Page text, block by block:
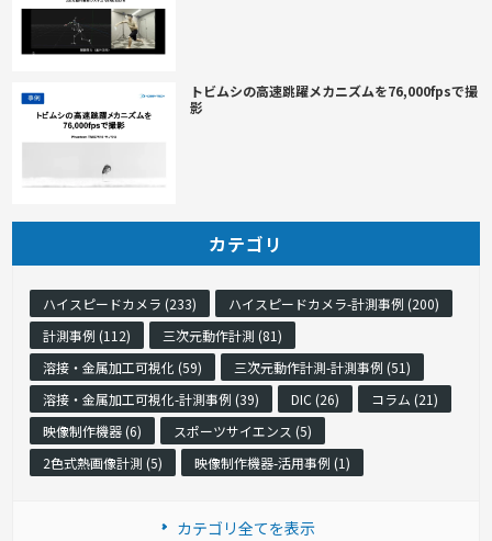
トビムシの高速跳躍メカニズムを76,000fpsで撮
影
カテゴリ
ハイスピードカメラ (233)
ハイスピードカメラ-計測事例 (200)
計測事例 (112)
三次元動作計測 (81)
溶接・金属加工可視化 (59)
三次元動作計測-計測事例 (51)
溶接・金属加工可視化-計測事例 (39)
DIC (26)
コラム (21)
映像制作機器 (6)
スポーツサイエンス (5)
2色式熱画像計測 (5)
映像制作機器-活用事例 (1)
カテゴリ全てを表示